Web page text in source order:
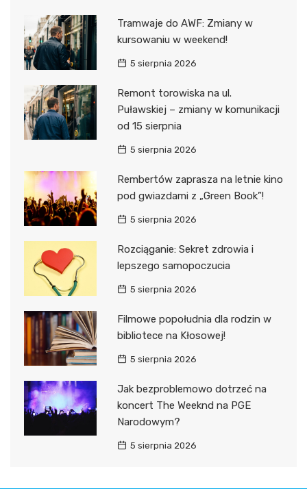
Tramwaje do AWF: Zmiany w
kursowaniu w weekend!
5 sierpnia 2026
Remont torowiska na ul.
Puławskiej – zmiany w komunikacji
od 15 sierpnia
5 sierpnia 2026
Rembertów zaprasza na letnie kino
pod gwiazdami z „Green Book”!
5 sierpnia 2026
Rozciąganie: Sekret zdrowia i
lepszego samopoczucia
5 sierpnia 2026
Filmowe popołudnia dla rodzin w
bibliotece na Kłosowej!
5 sierpnia 2026
Jak bezproblemowo dotrzeć na
koncert The Weeknd na PGE
Narodowym?
5 sierpnia 2026